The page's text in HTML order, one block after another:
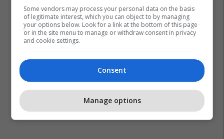
Some vendors may process your personal data on the basis
of legitimate interest, which you can object to by managing
your options below. Look for a link at the bottom of this page
or in the site menu to manage or withdraw consent in privacy
and cookie settings.
Consent
Manage options